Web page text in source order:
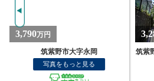
3,280万円
写真をもっと見る